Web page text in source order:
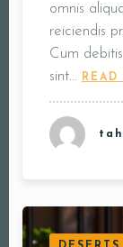
omnis
reiciendis
Cum
sint…
READ